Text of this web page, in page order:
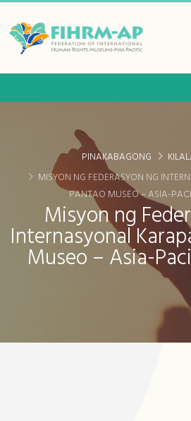
sa
pangunahing
ng
Misyon ng
Internasyonal
Museo – Asia-
PINAKABAGONG
MISYON NG FEDERASYON NG
PANTAO MUSEO – ASIA-